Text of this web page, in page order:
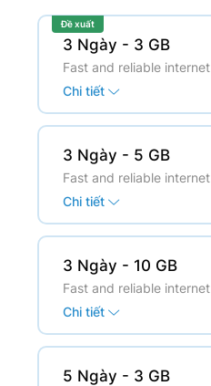
Đề xuất
3 Ngày - 3 GB
Fast and reliable internet
Chi tiết
3 Ngày - 5 GB
Fast and reliable internet
Chi tiết
3 Ngày - 10 GB
Fast and reliable internet
Chi tiết
5 Ngày - 3 GB